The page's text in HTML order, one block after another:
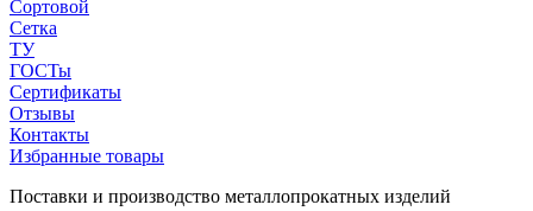
Сортовой
Сетка
ТУ
ГОСТы
Сертификаты
Отзывы
Контакты
Избранные товары
Поставки и производство металлопрокатных изделий